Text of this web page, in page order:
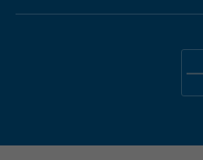
34E ÉDITION DE